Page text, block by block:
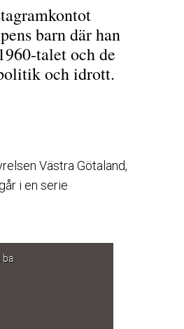
barn där han
talet och de
och idrott.
Västra Götaland,
i en serie